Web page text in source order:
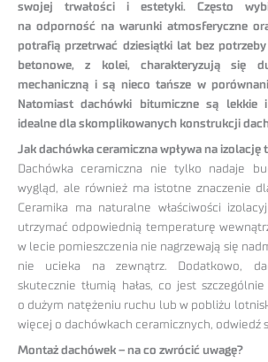
swojej trwałości i estetyki. Często
na odporność na warunki atmosferyczne
potrafią przetrwać dziesiątki lat bez
betonowe, z kolei, charakteryzują się
mechaniczną i są nieco tańsze w
Natomiast dachówki bitumiczne są lekkie
idealne dla skomplikowanych konstrukcji
Jak dachówka ceramiczna wpływa na izolację
Dachówka ceramiczna nie tylko nadaje
wygląd, ale również ma istotne znaczenie
Ceramika ma naturalne właściwości
utrzymać odpowiednią temperaturę
w lecie pomieszczenia nie nagrzewają się
nie ucieka na zewnątrz. Dodatkowo,
skutecznie tłumią hałas, co jest
o dużym natężeniu ruchu lub w pobliżu
więcej o dachówkach ceramicznych, odwiedź
Montaż dachówek – na co zwrócić uwagę?